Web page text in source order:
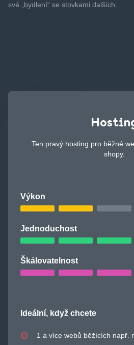
své „bydlení“ se stovkami dalších.
Ten pravý hosting pro běžné
shopy.
Výkon
Jednoduchost
Škálovatelnost
Ideální, když chcete
1 a více webů běžících např.